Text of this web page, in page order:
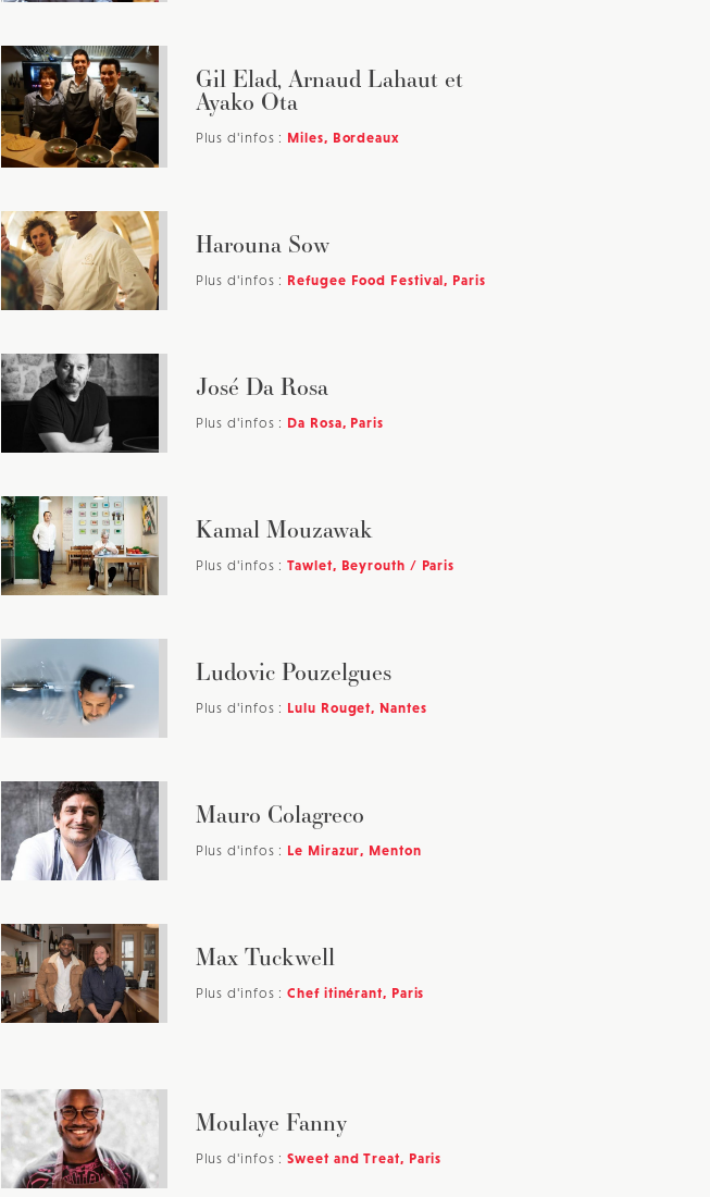
Gil Elad, Arnaud Lahaut et
Ayako Ota
Plus d'infos : Miles, Bordeaux
Harouna Sow
Plus d'infos : Refugee Food Festival, Paris
José Da Rosa
Plus d'infos : Da Rosa, Paris
Kamal Mouzawak
Plus d'infos :Tawlet, Beyrouth / Paris
Ludovic Pouzelgues
Plus d'infos : Lulu Rouget, Nantes
Mauro Colagreco
Plus d'infos : Le Mirazur, Menton
Max Tuckwell
Plus d'infos :Chef itinérant, Paris
Moulaye Fanny
Plus d'infos :Sweet and Treat, Paris